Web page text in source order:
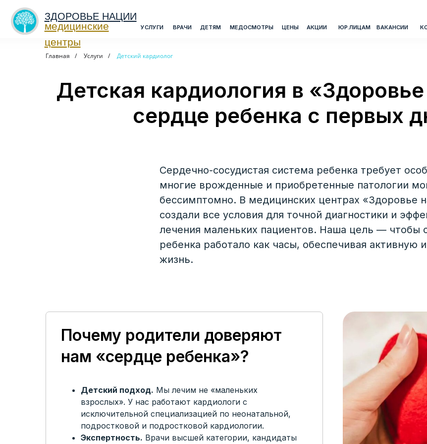
УСЛУГИ ВРАЧИ МЕДОСМОТРЫ ЦЕНЫ
ДЕТЯМ ВАКАНСИИ
ЮР.ЛИЦАМ
АКЦИИ КОНТАКТЫ
медицинские
центры
ЗДОРОВЬЕ НАЦИИ
Главная / Услуги / Детский кардиолог
Детская кардиология в
сердце ребенка с первых
Сердечно-сосудистая система ребенка требует
многие врожденные и приобретенные патологии
бессимптомно. В медицинских центрах «Здоровье
создали все условия для точной диагностики и
лечения маленьких пациентов. Наша цель — чтобы
ребенка работало как часы, обеспечивая активную
жизнь.
Почему родители доверяют
нам «сердце ребенка»?
Детский подход. Мы лечим не «маленьких
взрослых». У нас работают кардиологи с
исключительной специализацией по неонатальной,
подростковой и подростковой кардиологии.
Экспертность. Врачи высшей категории, кандидаты